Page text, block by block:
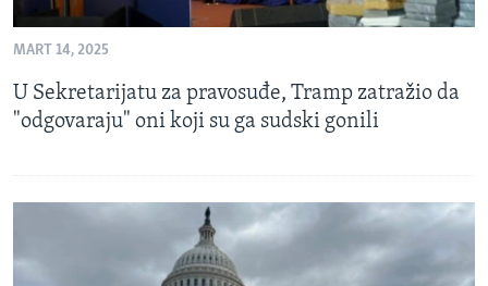
MART 14, 2025
U Sekretarijatu za pravosuđe, Tramp zatražio da
"odgovaraju" oni koji su ga sudski gonili